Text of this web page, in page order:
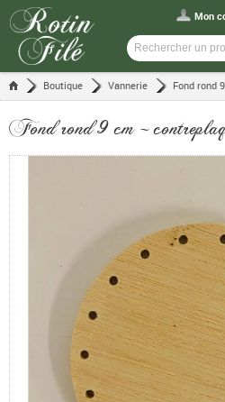
Mon
Boutique Vannerie Fond rond
Fond rond 9 cm –